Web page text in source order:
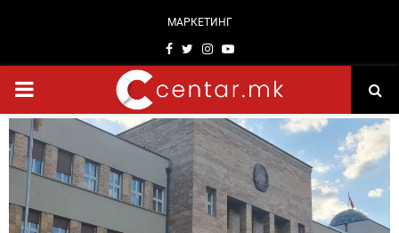
МАРКЕТИНГ
Facebook
TwitterInstagram
Youtube
PRIMARY
MENU